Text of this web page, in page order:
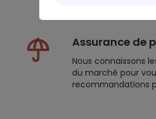
Assurance de
Nous connaissons
du marché pour
recommandations